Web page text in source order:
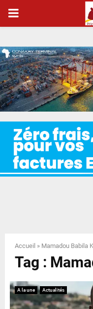
P
I
M
A
Y
N
U
Accueil » Mamadou Babila
Tag :
A la une Actualités